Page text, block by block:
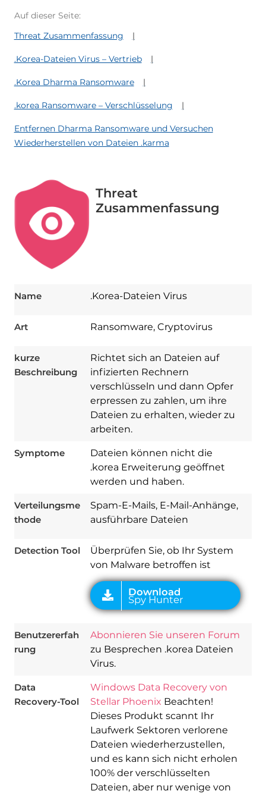
Auf dieser Seite:
Threat Zusammenfassung
.Korea-Dateien Virus – Vertrieb
.Korea Dharma Ransomware
.korea Ransomware – Verschlüsselung
Entfernen Dharma Ransomware und Versuchen
Wiederherstellen von Dateien .karma
Threat
Zusammenfassung
Name .Korea-Dateien Virus
Art Ransomware, Cryptovirus
kurze
Beschreibung
Richtet sich an Dateien auf
infizierten Rechnern
verschlüsseln und dann Opfer
erpressen zu zahlen, um ihre
Dateien zu erhalten, wieder zu
arbeiten.
Symptome
Dateien können nicht die
.korea Erweiterung geöffnet
werden und haben.
Verteilungsme
thode
Spam-E-Mails, E-Mail-Anhänge,
ausführbare Dateien
Detection Tool
Überprüfen Sie, ob Ihr System
von Malware betroffen ist
Download
Spy Hunter
Benutzererfah
rung
Abonnieren Sie unseren Forum
zu Besprechen .korea Dateien
Virus.
Data
Recovery-Tool
Windows Data Recovery von
Stellar Phoenix Beachten!
Dieses Produkt scannt Ihr
Laufwerk Sektoren verlorene
Dateien wiederherzustellen,
und es kann sich nicht erholen
100% der verschlüsselten
Dateien, aber nur wenige von